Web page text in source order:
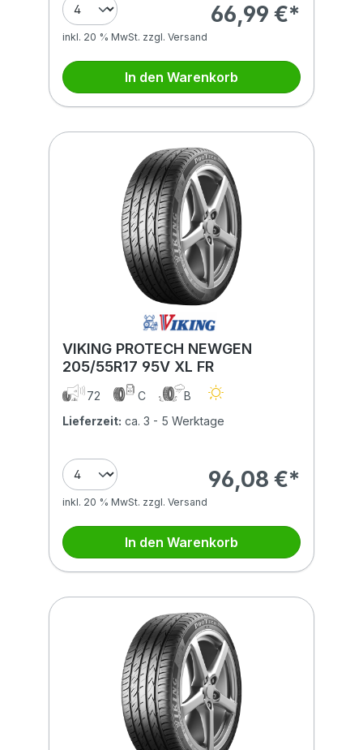
66,99 €*
inkl. 20 % MwSt. zzgl. Versand
In den Warenkorb
VIKING PROTECH NEWGEN
205/55R17 95V XL FR
72 C
B
Lieferzeit: ca. 3 - 5 Werktage
96,08 €*
inkl. 20 % MwSt. zzgl. Versand
In den Warenkorb